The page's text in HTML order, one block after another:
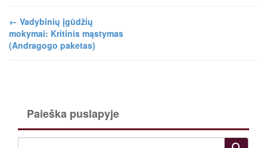
← Vadybinių įgūdžių
mokymai: Kritinis mąstymas
(Andragogo paketas)
Paieška puslapyje